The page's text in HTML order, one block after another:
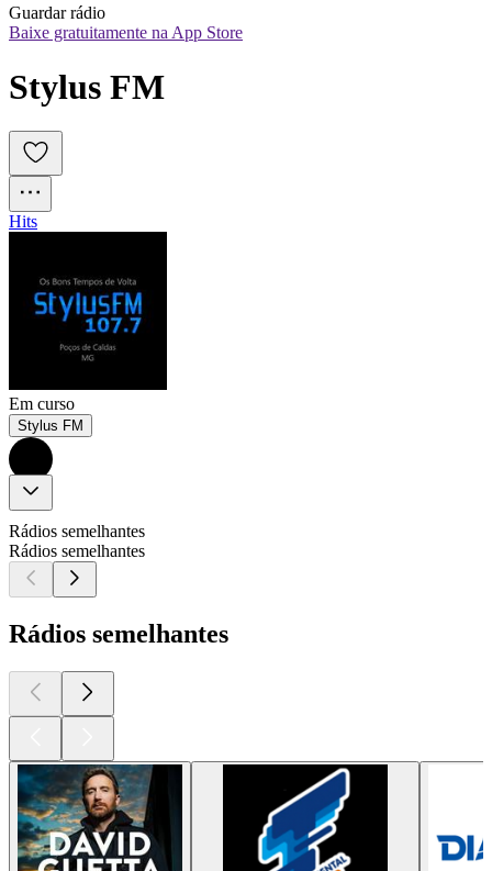
Guardar rádio
Baixe gratuitamente na App Store
Stylus FM
Hits
Em curso
Stylus FM
Rádios semelhantes
Rádios semelhantes
Rádios semelhantes